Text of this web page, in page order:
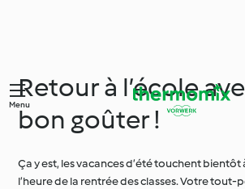
Menu
Retour à l’école
bon goûter !
Ça y est, les vacances d’été touchent bientôt
l’heure de la rentrée des classes. Votre